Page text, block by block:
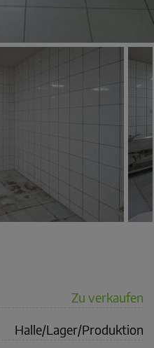
Zu verkaufen
Halle/Lager/Produktion